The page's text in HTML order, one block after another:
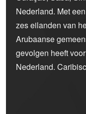
Nederland. Met
zes eilanden van
Arubaanse
gevolgen heeft
Nederland.